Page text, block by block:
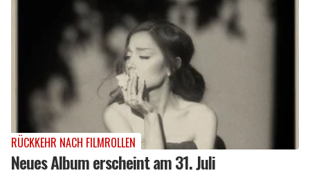
RÜCKKEHR NACH FILMROLLEN
Neues Album erscheint am 31. Juli